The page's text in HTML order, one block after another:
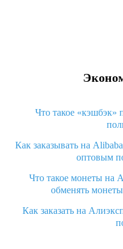
Что такое
Как заказывать на
оптовым
Что такое монеты на
обменять
Как заказать на
Что значит статус